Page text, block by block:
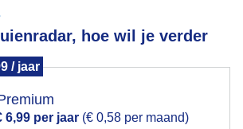
hoe wil je verder
/ jaar
6,99 per jaar (€ 0,58 per maand)
om even naar buiten te gaan
je locatie gebruiken voor het